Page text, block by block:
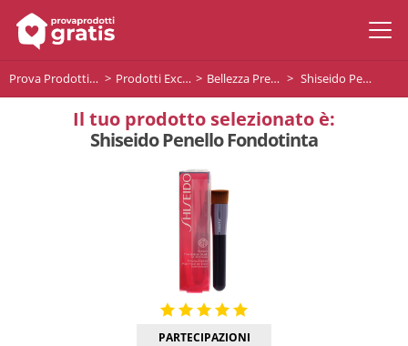
Prova Prodotti Gratis Prodotti Exclusive Bellezza Premium Shiseido Penello Fondotinta
Il tuo prodotto selezionato è:
Shiseido Penello Fondotinta
PARTECIPAZIONI